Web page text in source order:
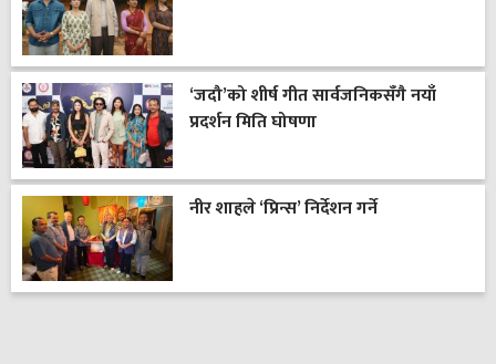
‘जदौ’को शीर्ष गीत सार्वजनिकसँगै नयाँ
प्रदर्शन मिति घोषणा
नीर शाहले ‘प्रिन्स’ निर्देशन गर्ने